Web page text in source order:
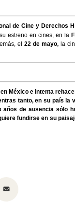
de Cine y Derechos
estreno en cines, en la
el 22 de mayo, la
México e intenta
tanto, en su país
de ausencia sólo
fundirse en su